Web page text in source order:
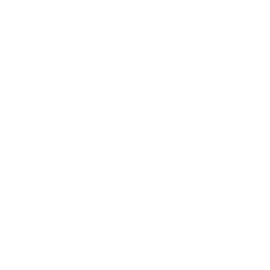
Vibração
de Alumínio por Vibração
Vibração
Vibração
Vibração
de Tamboreamento
de Tamboreamento
Máquina de Tamboreamento
em Tamboreadores
de Tamboreamento